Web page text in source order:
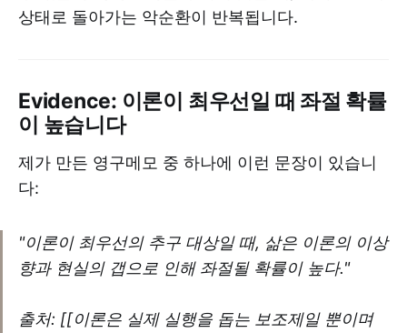
상태로 돌아가는 악순환이 반복됩니다.
Evidence: 이론이 최우선일 때 좌절 확률
이 높습니다
제가 만든 영구메모 중 하나에 이런 문장이 있습니
다:
"이론이 최우선의 추구 대상일 때, 삶은 이론의 이상
향과 현실의 갭으로 인해 좌절될 확률이 높다."
출처: [[이론은 실제 실행을 돕는 보조제일 뿐이며